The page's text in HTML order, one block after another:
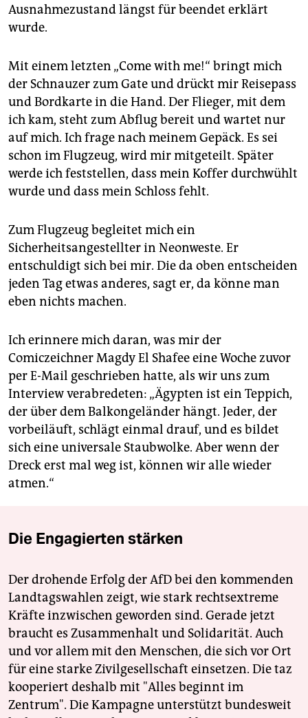
Ausnahmezustand längst für beendet erklärt
wurde.
Mit einem letzten „Come with me!“ bringt mich
der Schnauzer zum Gate und drückt mir Reisepass
und Bordkarte in die Hand. Der Flieger, mit dem
ich kam, steht zum Abflug bereit und wartet nur
auf mich. Ich frage nach meinem Gepäck. Es sei
schon im Flugzeug, wird mir mitgeteilt. Später
werde ich feststellen, dass mein Koffer durchwühlt
wurde und dass mein Schloss fehlt.
Zum Flugzeug begleitet mich ein
Sicherheitsangestellter in Neonweste. Er
entschuldigt sich bei mir. Die da oben entscheiden
jeden Tag etwas anderes, sagt er, da könne man
eben nichts machen.
Ich erinnere mich daran, was mir der
Comiczeichner Magdy El Shafee eine Woche zuvor
per E-Mail geschrieben hatte, als wir uns zum
Interview verabredeten: „Ägypten ist ein Teppich,
der über dem Balkongeländer hängt. Jeder, der
vorbeiläuft, schlägt einmal drauf, und es bildet
sich eine universale Staubwolke. Aber wenn der
Dreck erst mal weg ist, können wir alle wieder
atmen.“
Die Engagierten stärken
Der drohende Erfolg der AfD bei den kommenden
Landtagswahlen zeigt, wie stark rechtsextreme
Kräfte inzwischen geworden sind. Gerade jetzt
braucht es Zusammenhalt und Solidarität. Auch
und vor allem mit den Menschen, die sich vor Ort
für eine starke Zivilgesellschaft einsetzen. Die taz
kooperiert deshalb mit "Alles beginnt im
Zentrum". Die Kampagne unterstützt bundesweit